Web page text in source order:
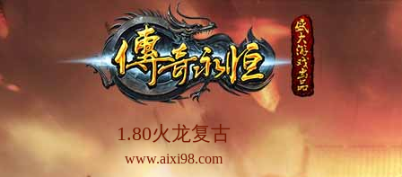
1.80火龙复古
www.aixi98.com